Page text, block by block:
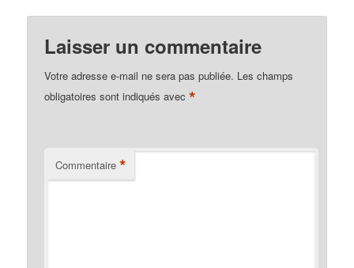
Laisser un commentaire
Votre adresse e-mail ne sera pas publiée. Les champs
obligatoires sont indiqués avec*
Commentaire *